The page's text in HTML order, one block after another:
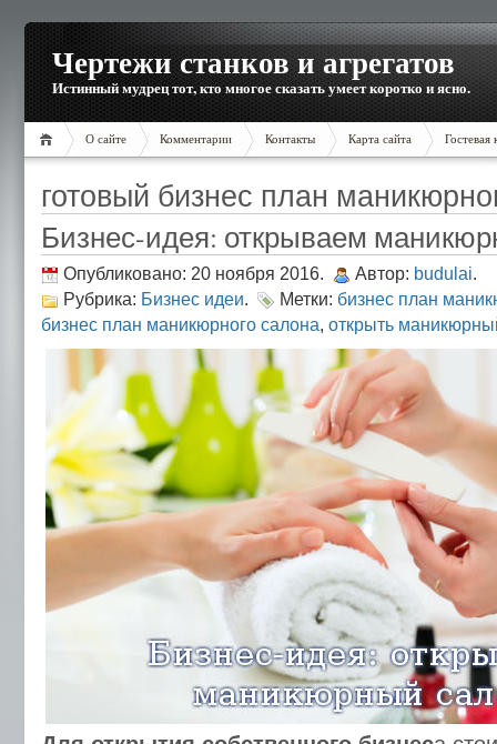
Чертежи станков и агрегатов
Истинный мудрец тот, кто многое сказать умеет коротко и ясно.
О сайте Комментарии Контакты Карта сайта Гостевая
готовый бизнес план
Бизнес-идея: открываем
Опубликовано: 20 ноября 2016. Автор: budulai.
Рубрика: Бизнес идеи. Метки: бизнес план
бизнес план маникюрного салона, открыть